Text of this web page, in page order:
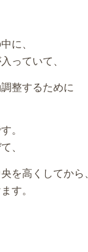
に、
っていて、
整するために
。
、
を高くしてから、
す。